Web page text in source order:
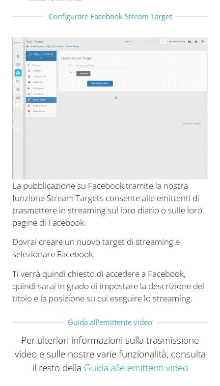
Configurare Facebook Stream Target
La pubblicazione su Facebook tramite la nostra
funzione Stream Targets consente alle emittenti di
trasmettere in streaming sul loro diario o sulle loro
pagine di Facebook.
Dovrai creare un nuovo target di streaming e
selezionare Facebook.
Ti verrà quindi chiesto di accedere a Facebook,
quindi sarai in grado di impostare la descrizione del
titolo e la posizione su cui eseguire lo streaming.
Guida all'emittente video
Per ulteriori informazioni sulla trasmissione
video e sulle nostre varie funzionalità, consulta
il resto della Guida alle emittenti video